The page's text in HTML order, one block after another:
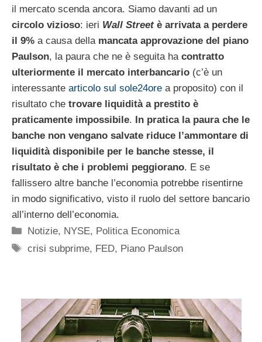
il mercato scenda ancora. Siamo davanti ad un
circolo vizioso: ieri Wall Street è arrivata a perdere
il 9% a causa della mancata approvazione del piano
Paulson, la paura che ne è seguita ha contratto
ulteriormente il mercato interbancario (c’è un
interessante articolo sul sole24ore a proposito) con il
risultato che trovare liquidità a prestito è
praticamente impossibile.
In pratica la paura che le
banche non vengano salvate riduce l’ammontare di
liquidità disponibile per le banche stesse, il
risultato è che i problemi peggiorano. E se
fallissero altre banche l’economia potrebbe risentirne
in modo significativo, visto il ruolo del settore bancario
all’interno dell’economia.
Categorie
Notizie, NYSE, Politica Economica
Tag
crisi subprime, FED, Piano Paulson